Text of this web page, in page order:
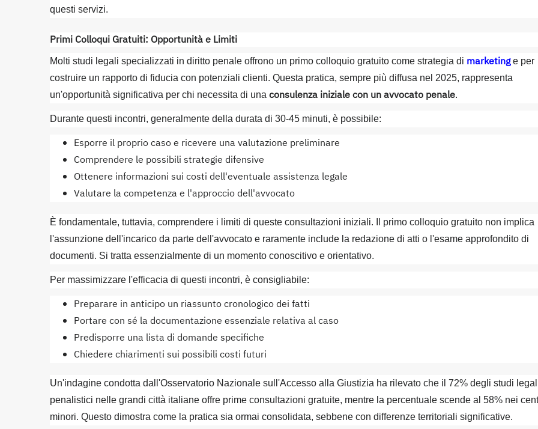
questi servizi.
Primi Colloqui Gratuiti: Opportunità e Limiti
Molti studi legali specializzati in diritto penale offrono un primo colloquio gratuito come strategia di marketinge per
costruire un rapporto di fiducia con potenziali clienti. Questa pratica, sempre più diffusa nel 2025, rappresenta
un'opportunità significativa per chi necessita di una consulenza iniziale con un avvocato penale.
Durante questi incontri, generalmente della durata di 30-45 minuti, è possibile:
Esporre il proprio caso e ricevere una valutazione preliminare
Comprendere le possibili strategie difensive
Ottenere informazioni sui costi dell'eventuale assistenza legale
Valutare la competenza e l'approccio dell'avvocato
È fondamentale, tuttavia, comprendere i limiti di queste consultazioni iniziali. Il primo colloquio gratuito non implica
l'assunzione dell'incarico da parte dell'avvocato e raramente include la redazione di atti o l'esame approfondito di
documenti. Si tratta essenzialmente di un momento conoscitivo e orientativo.
Per massimizzare l'efficacia di questi incontri, è consigliabile:
Preparare in anticipo un riassunto cronologico dei fatti
Portare con sé la documentazione essenziale relativa al caso
Predisporre una lista di domande specifiche
Chiedere chiarimenti sui possibili costi futuri
Un'indagine condotta dall'Osservatorio Nazionale sull'Accesso alla Giustizia ha rilevato che il 72% degli studi
penalistici nelle grandi città italiane offre prime consultazioni gratuite, mentre la percentuale scende al 58% nei
minori. Questo dimostra come la pratica sia ormai consolidata, sebbene con differenze territoriali significative.